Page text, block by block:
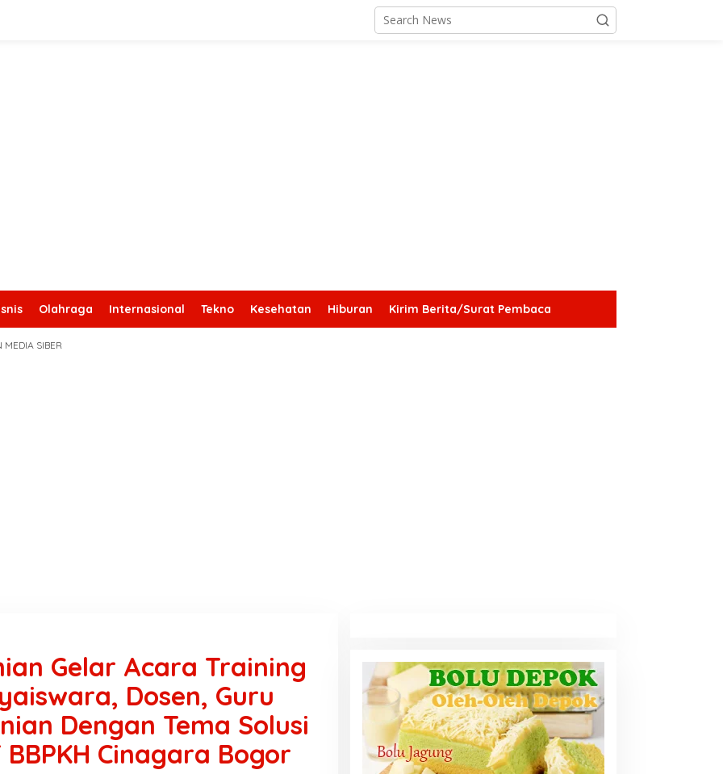
Olahraga Internasional Tekno Kesehatan Hiburan Kirim Berita/Surat Pembaca
MEDIA SIBER
Gelar Acara Training
Dosen, Guru
Dengan Tema Solusi
Cinagara Bogor